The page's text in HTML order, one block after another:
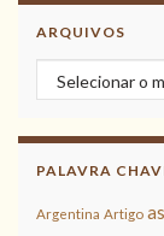
ARQUIVOS
Arquivos
PALAVRA
Argentina Artigo